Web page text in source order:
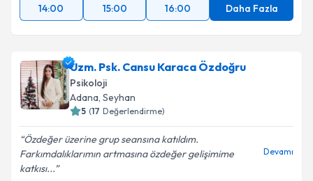
14:00
15:00 16:00 Daha Fazla
Uzm. Psk. Cansu Karaca Özdoğru
Psikoloji
Adana, Seyhan
5 (17 Değerlendirme)
Özdeğer üzerine grup seansına katıldım.
Farkımdalıklarımın artmasına özdeğer gelişimime
katkısı...
Devamı